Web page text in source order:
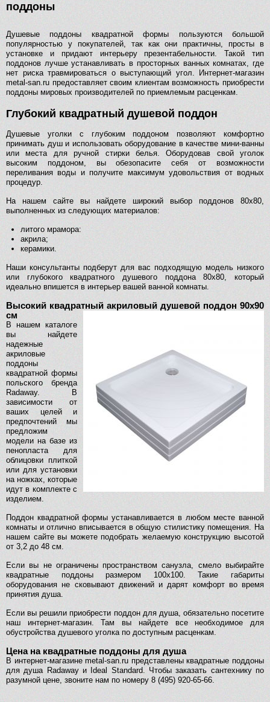
поддоны
Душевые поддоны квадратной формы пользуются большой
популярностью у покупателей, так как они практичны, просты в
установке и придают интерьеру презентабельности. Такой тип
поддонов лучше устанавливать в просторных ванных комнатах, где
нет риска травмироваться о выступающий угол. Интернет-магазин
metal-san.ru предоставляет своим клиентам возможность приобрести
поддоны мировых производителей по приемлемым расценкам.
Глубокий квадратный душевой поддон
Душевые уголки с глубоким поддоном позволяют комфортно
принимать душ и использовать оборудование в качестве мини-ванны
или места для ручной стирки белья. Оборудовав свой уголок
высоким поддоном, вы обезопасите себя от возможности
переливания воды и получите максимум удовольствия от водных
процедур.
На нашем сайте вы найдете широкий выбор поддонов 80х80,
выполненных из следующих материалов:
литого мрамора:
акрила;
керамики.
Наши консультанты подберут для вас подходящую модель низкого
или глубокого квадратного душевого поддона 80х80, который
идеально впишется в интерьер вашей ванной комнаты.
Высокий квадратный акриловый душевой поддон 90х90
см
В нашем каталоге
вы найдете
надежные
акриловые
поддоны
квадратной формы
польского бренда
Radaway. В
зависимости от
ваших целей и
предпочтений мы
предложим
модели на базе из
пенопласта для
облицовки плиткой
или для установки
на ножках, которые
идут в комплекте с
изделием.
Поддон квадратной формы устанавливается в любом месте ванной
комнаты и отлично вписывается в общую стилистику помещения. На
нашем сайте вы можете подобрать желаемую конструкцию высотой
от 3,2 до 48 см.
Если вы не ограничены пространством санузла, смело выбирайте
квадратные поддоны размером 100х100. Такие габариты
оборудования не сковывают движений и дарят комфорт во время
принятия душа.
Если вы решили приобрести поддон для душа, обязательно посетите
наш интернет-магазин. Там вы найдете все необходимое для
обустройства душевого уголка по доступным расценкам.
Цена на квадратные поддоны для душа
В интернет-магазине metal-san.ru представлены квадратные поддоны
для душа Radaway и Ideal Standard. Чтобы заказать сантехнику по
разумной цене, звоните нам по номеру 8 (495) 920-65-66.